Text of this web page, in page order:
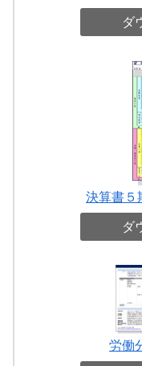
ダ
決算書５
ダ
労働